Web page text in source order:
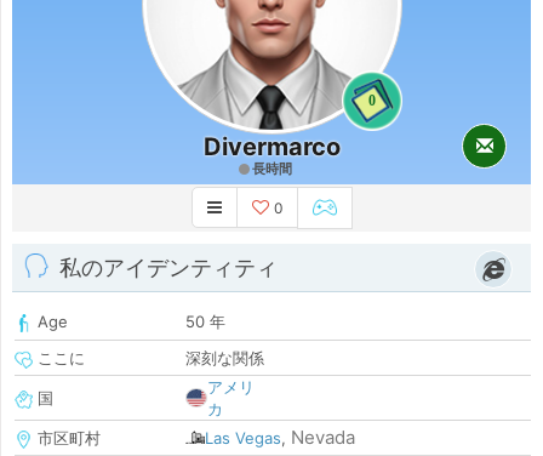
0
Divermarco
長時間
0
私のアイデンティティ
Age
50 年
ここに
深刻な関係
国
アメリ
カ
市区町村
Las Vegas, Nevada